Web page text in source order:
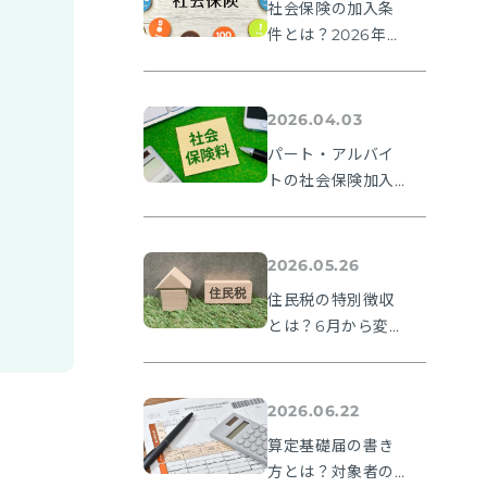
社会保険の加入条
件とは？2026年法
2026.04.03
パート・アルバイ
トの社会保険加入
正ポイントを解説
2026.05.26
住民税の特別徴収
とは？6月から変わ
説
2026.06.22
算定基礎届の書き
方とは？対象者の